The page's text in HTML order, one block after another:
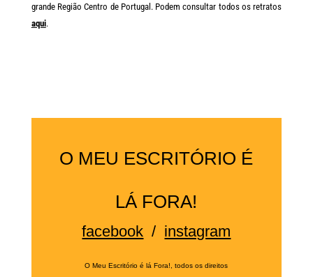
grande Região Centro de Portugal. Podem consultar todos os retratos
aqui.
O MEU ESCRITÓRIO É
LÁ FORA!
facebook / instagram
O Meu Escritório é lá Fora!, todos os direitos